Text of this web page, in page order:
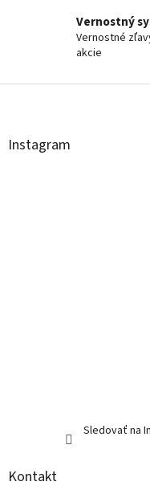
Vernostný
Vernostné
akcie
Z
Instagram
Sledovať na
Kontakt